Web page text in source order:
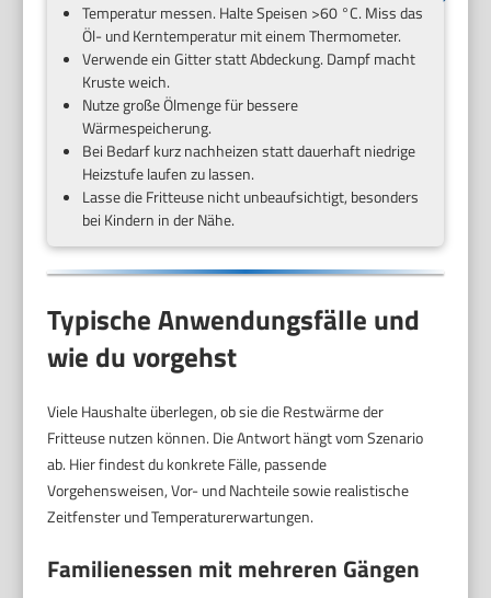
Temperatur messen. Halte Speisen >60 °C. Miss das
Öl- und Kerntemperatur mit einem Thermometer.
Verwende ein Gitter statt Abdeckung. Dampf macht
Kruste weich.
Nutze große Ölmenge für bessere
Wärmespeicherung.
Bei Bedarf kurz nachheizen statt dauerhaft niedrige
Heizstufe laufen zu lassen.
Lasse die Fritteuse nicht unbeaufsichtigt, besonders
bei Kindern in der Nähe.
Typische Anwendungsfälle und
wie du vorgehst
Viele Haushalte überlegen, ob sie die Restwärme der
Fritteuse nutzen können. Die Antwort hängt vom Szenario
ab. Hier findest du konkrete Fälle, passende
Vorgehensweisen, Vor- und Nachteile sowie realistische
Zeitfenster und Temperaturerwartungen.
Familienessen mit mehreren Gängen